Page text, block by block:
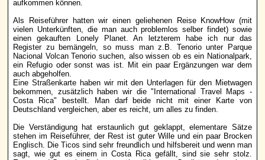
aufkommen können.
Als Reiseführer hatten wir einen geliehenen Reise KnowHow (mit
vielen Unterkünften, die man auch problemlos selber findet) sowie
einen gekauften Lonely Planet. An letzterem habe ich nur das
Register zu bemängeln, so muss man z.B. Tenorio unter Parque
Nacional Volcan Tenorio suchen, also wissen ob es ein Nationalpark,
ein Refugio oder sonst was ist. Mit ein paar Ergänzungen war dem
auch abgeholfen.
Eine Straßenkarte haben wir mit den Unterlagen für den Mietwagen
bekommen, zusätzlich haben wir die "International Travel Maps -
Costa Rica" bestellt. Man darf beide nicht mit einer Karte von
Deutschland vergleichen, aber es reicht, um alles zu finden.
Die Verständigung hat erstaunlich gut geklappt, elementare Sätze
stehen im Reiseführer, der Rest ist guter Wille und ein paar Brocken
Englisch. Die Ticos sind sehr freundlich und hilfsbereit und wenn man
sagt, wie gut es einem in Costa Rica gefällt, sind sie sehr stolz.